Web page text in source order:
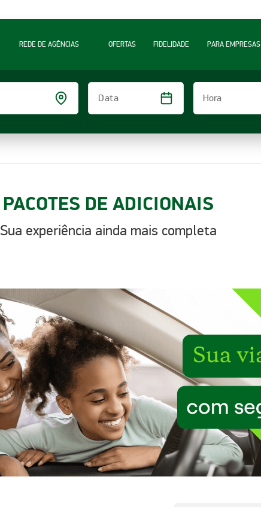
REDE DE AGÊNCIAS OFERTAS FIDELIDADE PARA EMPRESAS
Data
Hora
PACOTES DE ADICIONAIS
Sua experiência ainda mais completa